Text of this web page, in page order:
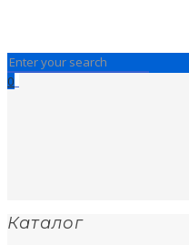
0
Каталог